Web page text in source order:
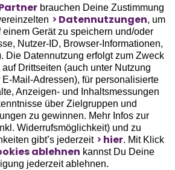
brauchen Deine Zustimmung
Datennutzungen, um
einem Gerät zu speichern und/oder
Nutzer-ID, Browser-Informationen,
Die Datennutzung erfolgt zum Zweck
Drittseiten (auch unter Nutzung
Mail-Adressen), für personalisierte
Anzeigen- und Inhaltsmessungen
über Zielgruppen und
zu gewinnen. Mehr Infos zur
Widerrufsmöglichkeit) und zu
gibt’s jederzeit
hier. Mit Klick
ablehnen kannst Du Deine
jederzeit ablehnen.